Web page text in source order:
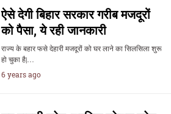
ऐसे देगी बिहार सरकार गरीब मजदूरों
को पैसा, ये रही जानकारी
राज्य के बहार फसे देहारी मजदूरों को घर लाने का सिलसिला शुरू
हो चुका है|…
6 years ago